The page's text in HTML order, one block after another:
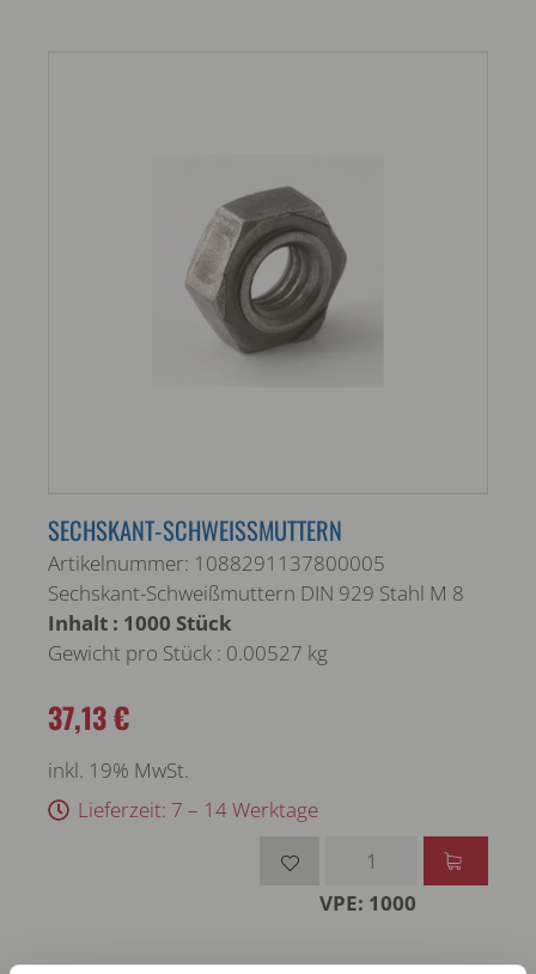
SECHSKANT-SCHWEISSMUTTERN
Artikelnummer: 1088291137800005
Sechskant-Schweißmuttern DIN 929 Stahl M 8
Inhalt : 1000 Stück
Gewicht pro Stück : 0.00527 kg
37,13 €
inkl. 19% MwSt.
Lieferzeit: 7 – 14 Werktage
VPE: 1000